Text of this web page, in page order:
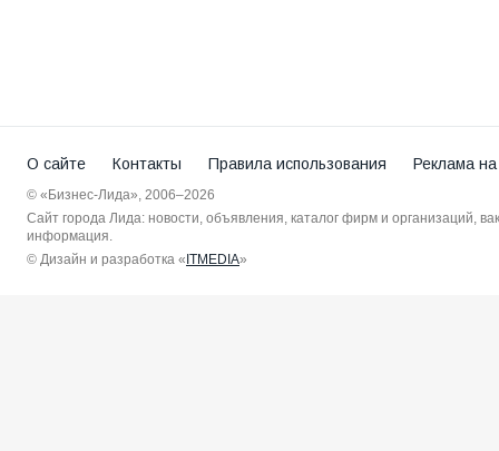
О сайте Контакты Правила использования Реклама
© «Бизнес-Лида», 2006–2026
Сайт города Лида: новости, объявления, каталог фирм и организаций,
информация.
© Дизайн и разработка « ITMEDIA»